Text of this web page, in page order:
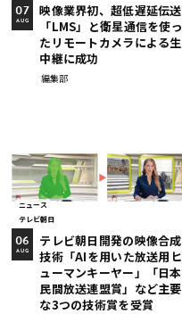
映像業界初、超低遅延伝送
「LMS」と衛星通信を使っ
たリモートカメラによる生
中継に成功
編集部
07
AUG
ニュース
テレビ朝日
テレビ朝日開発の映像合成
技術「AIを用いた放送用ヒ
ューマンキーヤー」「日本
民間放送連盟賞」など主要
な3つの技術賞を受賞
06
AUG